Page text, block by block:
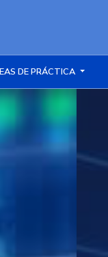
DE PRÁCTICA